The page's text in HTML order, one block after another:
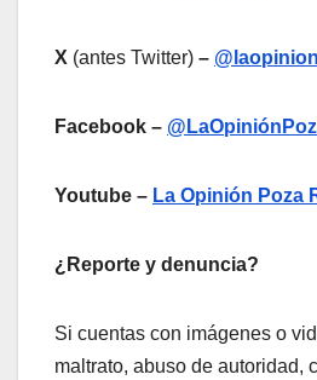
X (antes Twitter) –
Facebook –
Youtube – La Opinión Poza
¿Reporte y denuncia?
Si cuentas con imágenes o
maltrato, abuso de autoridad,